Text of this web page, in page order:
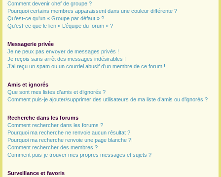
Comment devenir chef de groupe ?
Pourquoi certains membres apparaissent dans une couleur différente ?
Qu’est-ce qu’un « Groupe par défaut » ?
Qu’est-ce que le lien « L’équipe du forum » ?
Messagerie privée
Je ne peux pas envoyer de messages privés !
Je reçois sans arrêt des messages indésirables !
J’ai reçu un spam ou un courriel abusif d’un membre de ce forum !
Amis et ignorés
Que sont mes listes d’amis et d’ignorés ?
Comment puis-je ajouter/supprimer des utilisateurs de ma liste d’amis ou d’ignorés ?
Recherche dans les forums
Comment rechercher dans les forums ?
Pourquoi ma recherche ne renvoie aucun résultat ?
Pourquoi ma recherche renvoie une page blanche ?!
Comment rechercher des membres ?
Comment puis-je trouver mes propres messages et sujets ?
Surveillance et favoris